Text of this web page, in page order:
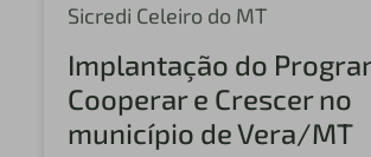
Sicredi Celeiro do MT
Implantação do
Cooperar e Crescer no
município de Vera/MT